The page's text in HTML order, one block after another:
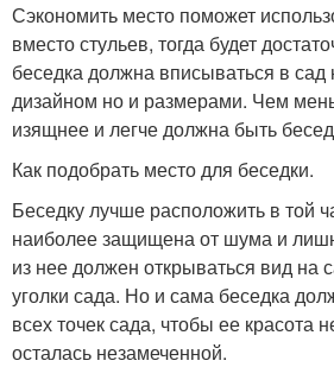
Сэкономить место поможет
вместо стульев, тогда будет
беседка должна вписываться в сад
дизайном но и размерами. Чем
изящнее и легче должна быть
Как подобрать место для беседки.
Беседку лучше расположить в той
наиболее защищена от шума и
из нее должен открываться вид
уголки сада. Но и сама беседка
всех точек сада, чтобы ее красота
осталась незамеченной.